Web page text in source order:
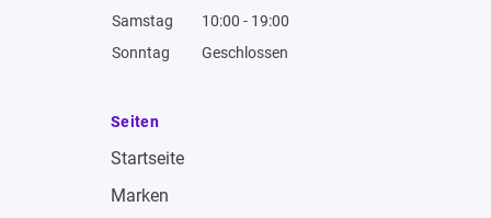
Samstag
10:00 - 19:00
Sonntag
Geschlossen
Seiten
Startseite
Marken